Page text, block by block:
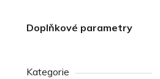
Doplňkové parametry
Kategorie